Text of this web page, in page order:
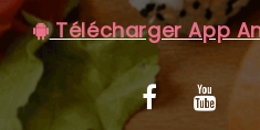
Télécharger App